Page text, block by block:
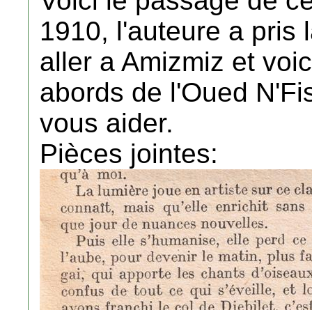
1910, l'auteure a pris
aller a Amizmiz et
abords de l'Oued
vous aider.
Pièces jointes: